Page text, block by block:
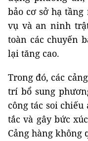
bảo cơ sở hạ
vụ và an ninh
toàn các chuyến
lại tăng cao.
Trong đó, các
trí bổ sung
công tác soi
tắc và gây bức
Cảng hàng không